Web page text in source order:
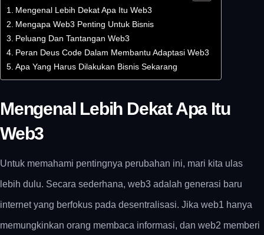
Mengenal Lebih Dekat Apa Itu Web3
Mengapa Web3 Penting Untuk Bisnis
Peluang Dan Tantangan Web3
Peran Deus Code Dalam Membantu Adaptasi Web3
Apa Yang Harus Dilakukan Bisnis Sekarang
Mengenal Lebih Dekat Apa Itu
Web3
Untuk memahami pentingnya perubahan ini, mari kita ulas
lebih dulu. Secara sederhana, web3 adalah generasi baru
internet yang berfokus pada desentralisasi. Jika web1 hanya
memungkinkan orang membaca informasi, dan web2 memberi